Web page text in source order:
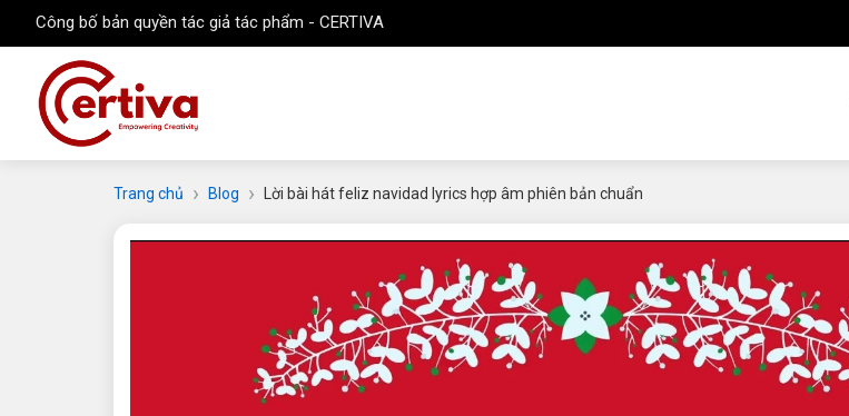
Công bố bản quyền tác giả tác phẩm - CERTIVA
Trang chủ Blog Lời bài hát feliz navidad lyrics hợp âm phiên bản chuẩn